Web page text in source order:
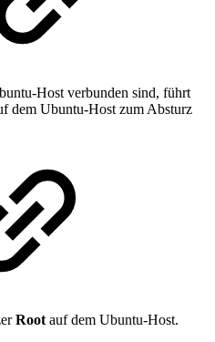
Host verbunden sind, führt
dem Ubuntu-Host zum Absturz
Rootauf dem Ubuntu-Host.